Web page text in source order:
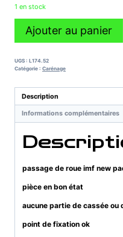
1 en stock
quantité
de
roue
new
pach
Ajouter au panier
UGS : L174.52
Catégorie : Carénage
Description
Informations complémentaires
passage de roue imf new
pièce en bon état
aucune partie de cassée ou
point de fixation ok